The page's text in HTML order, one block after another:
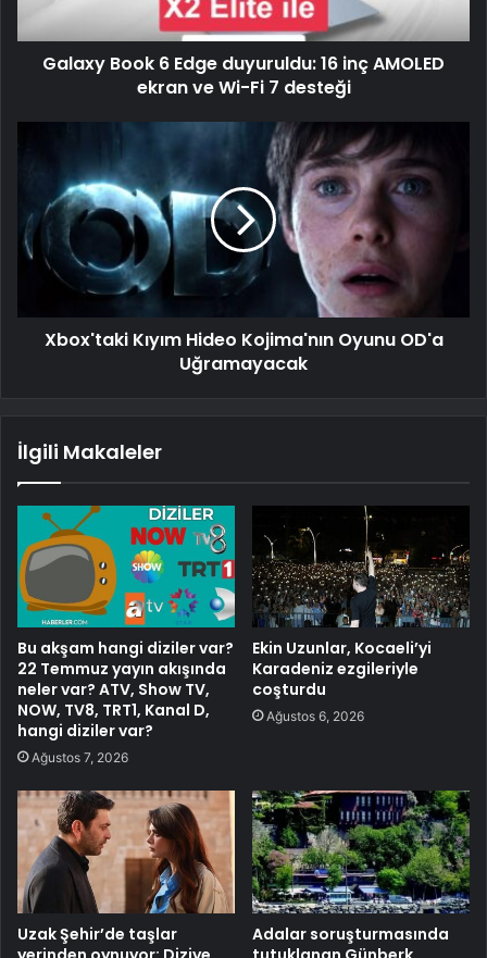
Galaxy Book 6 Edge duyuruldu: 16 inç AMOLED
ekran ve Wi-Fi 7 desteği
Xbox'taki Kıyım Hideo Kojima'nın Oyunu OD'a
Uğramayacak
İlgili Makaleler
Bu akşam hangi diziler var?
22 Temmuz yayın akışında
neler var? ATV, Show TV,
NOW, TV8, TRT1, Kanal D,
hangi diziler var?
Ağustos 7, 2026
Ekin Uzunlar, Kocaeli’yi
Karadeniz ezgileriyle
coşturdu
Ağustos 6, 2026
Uzak Şehir’de taşlar
Adalar soruşturmasında